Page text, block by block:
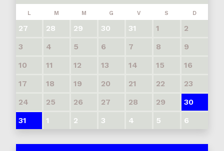
L M M G V S D
27 28 29 30 31 1
2
3
4 5 6 7 8
9
10
11 12 13 14 15
16
17
18 19 20 21 22
23
24
25 26 27 28 29
30
31
1 2 3 4 5 6